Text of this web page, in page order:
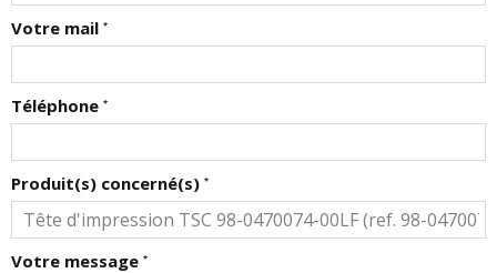
Votre mail *
Téléphone *
Produit(s) concerné(s) *
Votre message *